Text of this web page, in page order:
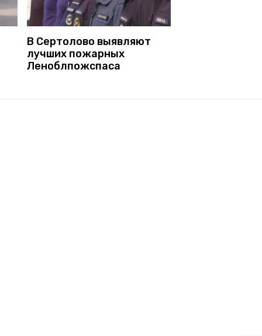
В Сертолово выявляют
лучших пожарных
Леноблпожспаса